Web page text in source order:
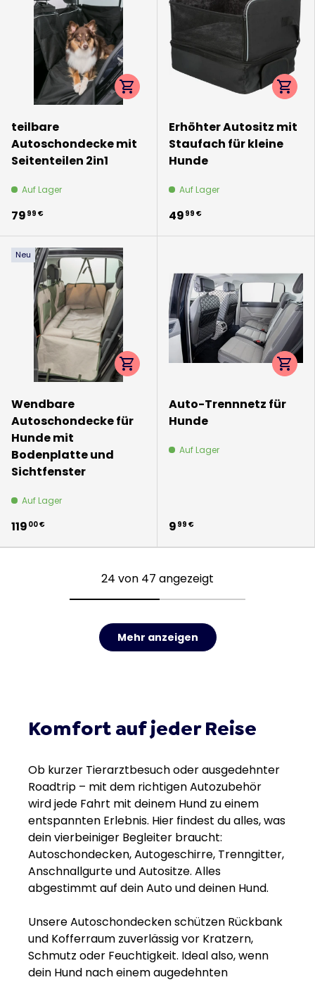
teilbare
Autoschondecke mit
Seitenteilen 2in1
Auf Lager
79 99 €
Optionen auswählen
Erhöhter Autositz mit
Staufach für kleine
Hunde
Auf Lager
49 99 €
Neu
Wendbare
Autoschondecke für
Hunde mit
Bodenplatte und
Sichtfenster
Auf Lager
119 00 €
Optionen auswählen
Auto-Trennnetz für
Hunde
Auf Lager
9 99 €
24 von 47 angezeigt
Mehr anzeigen
Komfort auf jeder Reise
Ob kurzer Tierarztbesuch oder ausgedehnter
Roadtrip – mit dem richtigen Autozubehör
wird jede Fahrt mit deinem Hund zu einem
entspannten Erlebnis. Hier findest du alles, was
dein vierbeiniger Begleiter braucht:
Autoschondecken, Autogeschirre, Trenngitter,
Anschnallgurte und Autositze. Alles
abgestimmt auf dein Auto und deinen Hund.
Unsere Autoschondecken schützen Rückbank
und Kofferraum zuverlässig vor Kratzern,
Schmutz oder Feuchtigkeit. Ideal also, wenn
dein Hund nach einem augedehnten